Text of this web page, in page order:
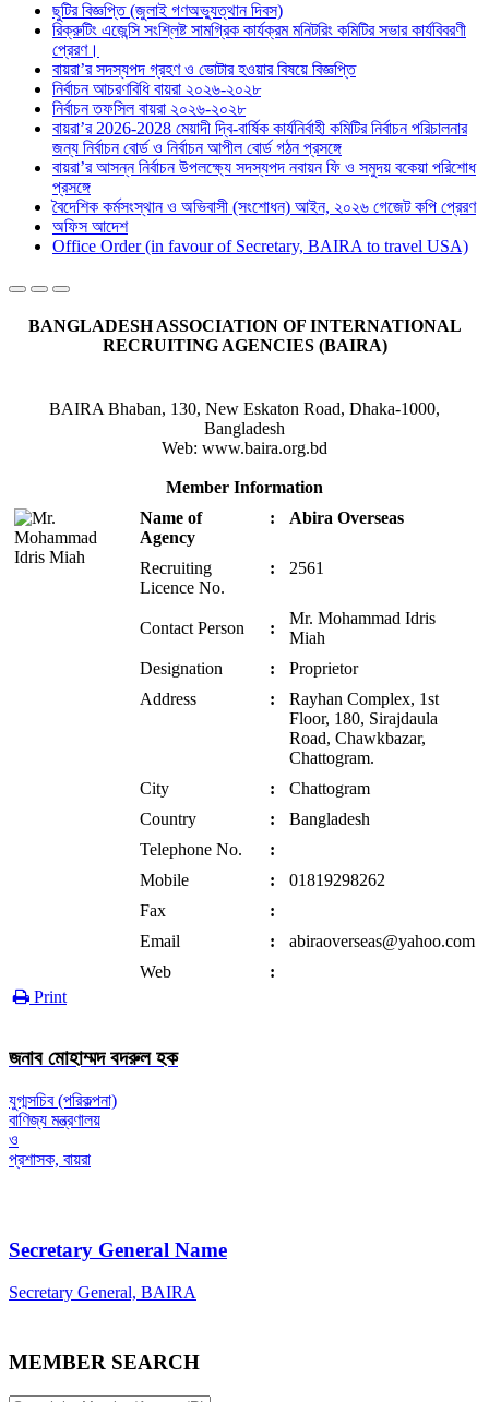
ছুটির বিজ্ঞপ্তি (জুলাই গণঅভ্যুত্থান দিবস)
রিক্রুটিং এজেন্সি সংশ্লিষ্ট সামগ্রিক কার্যক্রম মনিটরিং কমিটির সভার কার্যবিবরণী
প্রেরণ।
বায়রা’র সদস্যপদ গ্রহণ ও ভোটার হওয়ার বিষয়ে বিজ্ঞপ্তি
নির্বাচন আচরণবিধি বায়রা ২০২৬-২০২৮
নির্বাচন তফসিল বায়রা ২০২৬-২০২৮
বায়রা’র 2026-2028 মেয়াদী দ্বি-বার্ষিক কার্যনির্বাহী কমিটির নির্বাচন পরিচালনার
জন্য নির্বাচন বোর্ড ও নির্বাচন আপীল বোর্ড গঠন প্রসঙ্গে
বায়রা’র আসন্ন নির্বাচন উপলক্ষ্যে সদস্যপদ নবায়ন ফি ও সমুদয় বকেয়া পরিশোধ
প্রসঙ্গে
বৈদেশিক কর্মসংস্থান ও অভিবাসী (সংশোধন) আইন, ২০২৬ গেজেট কপি প্রেরণ
অফিস আদেশ
Office Order (in favour of Secretary, BAIRA to travel USA)
BANGLADESH ASSOCIATION OF INTERNATIONAL
RECRUITING AGENCIES (BAIRA)
BAIRA Bhaban, 130, New Eskaton Road, Dhaka-1000,
Bangladesh
Web: www.baira.org.bd
Member Information
Name of
Agency
: Abira Overseas
Recruiting
Licence No.
: 2561
Contact Person :
Mr. Mohammad Idris
Miah
Designation
:
Proprietor
Address
:
Rayhan Complex, 1st
Floor, 180, Sirajdaula
Road, Chawkbazar,
Chattogram.
City
:
Chattogram
Country
:
Bangladesh
Telephone No.
:
Mobile
:
01819298262
Fax
:
Email
:
abiraoverseas@yahoo.com
Web
:
Print
জনাব মোহাম্মদ বদরুল হক
যুগ্মসচিব (পরিকল্পনা)
বাণিজ্য মন্ত্রণালয়
ও
প্রশাসক, বায়রা
Secretary General Name
Secretary General, BAIRA
MEMBER SEARCH